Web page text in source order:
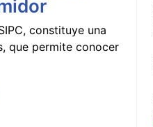
constituye una
que permite conocer